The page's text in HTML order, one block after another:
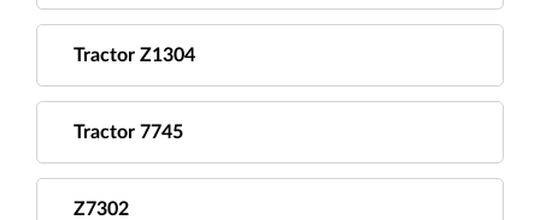
Tractor Z1304
Tractor 7745
Z7302